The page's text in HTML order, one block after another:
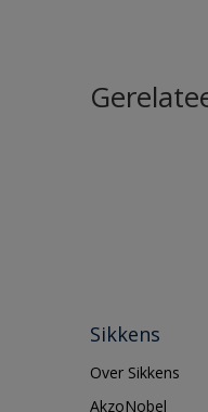
Sikkens
Over Sikkens
AkzoNobel